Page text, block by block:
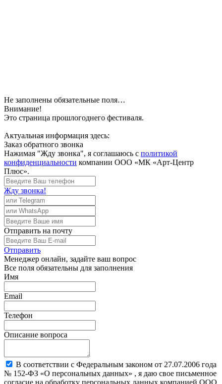
Не заполнены обязательные поля…
Внимание!
Это страница прошлогоднего фестиваля.
Актуальная информация здесь:
Заказ обратного звонка
Нажимая "Жду звонка", я соглашаюсь с политикой
конфиденциальности компании ООО «МК «Арт-Центр
Плюс».
Жду звонка!
Отправить на почту
Отправить
Менеджер онлайн, задайте ваш вопрос
Все поля обязательны для заполнения
Имя
Email
Телефон
Описание вопроса
В соответствии с Федеральным законом от 27.07.2006 года
№ 152-ФЗ «О персональных данных» , я даю свое письменное
согласие на обработку персональных данных компанией ООО